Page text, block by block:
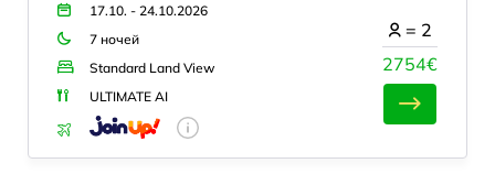
17.10. - 24.10.2026
7 ночей
Standard Land View
ULTIMATE AI
2754€
= 2